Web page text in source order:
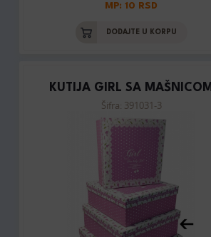
MP: 10 RSD
DODAJTE U KORPU
KUTIJA GIRL SA MAŠNICOM
Šifra: 391031-3